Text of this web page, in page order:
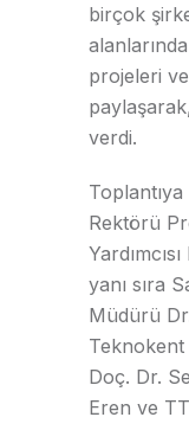
birçok
projeleri ve
verdi.
Rektörü
yanı sıra
Müdürü
Teknokent
Doç. Dr.
Eren ve